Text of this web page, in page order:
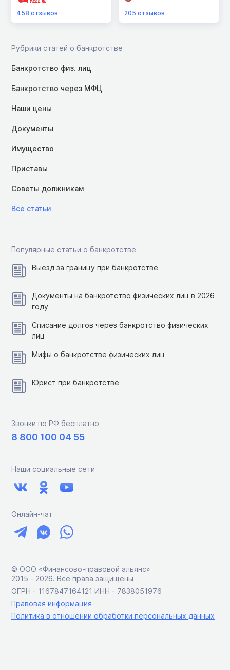
458 отзывов 205отзывов
Рубрики статей о банкротстве
Банкротство физ. лиц
Банкротство через МФЦ
Наши цены
Документы
Имущество
Приставы
Советы должникам
Все статьи
Популярные статьи о банкротстве
Выезд за границу при банкротстве
Документы на банкротство физических лиц в 2026
году
Списание долгов через банкротство физических
лиц
Мифы о банкротстве физических лиц
Юрист при банкротстве
Звонки по РФ бесплатно
8 800 100 04 55
Наши социальные сети
Онлайн-чат
© ООО «Финансово-правовой альянс»
2015 ‑ 2026. Все права защищены
ОГРН - 1167847164121 ИНН - 7838051976
Правовая информация
Политика в отношении обработки персональных данных